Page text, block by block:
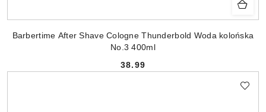
Barbertime After Shave Cologne Thunderbold Woda kolońska
No.3 400ml
Cena:
38.99